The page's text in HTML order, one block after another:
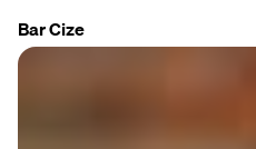
Bar Cize